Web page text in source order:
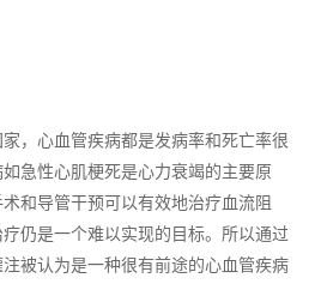
，心血管疾病都是发病率和死亡率很
急性心肌梗死是心力衰竭的主要原
和导管干预可以有效地治疗血流阻
仍是一个难以实现的目标。所以通过
被认为是一种很有前途的心血管疾病